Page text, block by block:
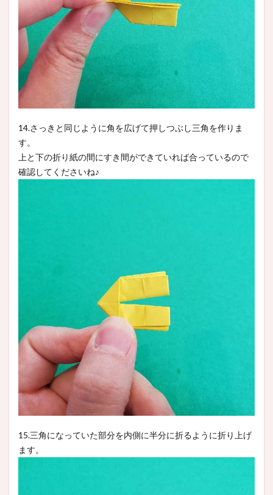
14.さっきと同じように角を広げて押しつぶし三角を作りま
す。
上と下の折り紙の間にすき間ができていれば合っているので
確認してくださいね♪
15.三角になっていた部分を内側に半分に折るように折り上げ
ます。